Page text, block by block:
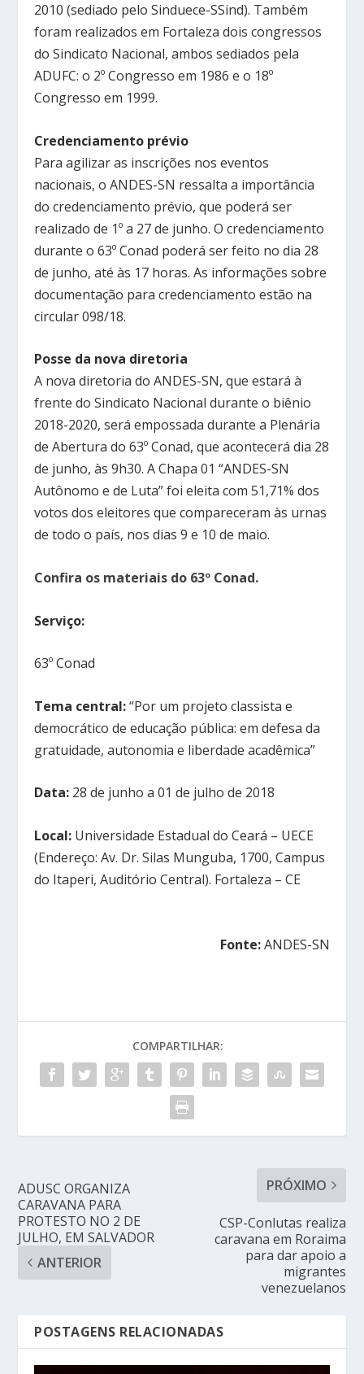
2010 (sediado pelo Sinduece-SSind). Também
foram realizados em Fortaleza dois congressos
do Sindicato Nacional, ambos sediados pela
ADUFC: o 2º Congresso em 1986 e o 18º
Congresso em 1999.
Credenciamento prévio
Para agilizar as inscrições nos eventos
nacionais, o ANDES-SN ressalta a importância
do credenciamento prévio, que poderá ser
realizado de 1º a 27 de junho. O credenciamento
durante o 63º Conad poderá ser feito no dia 28
de junho, até às 17 horas. As informações sobre
documentação para credenciamento estão na
circular 098/18.
Posse da nova diretoria
A nova diretoria do ANDES-SN, que estará à
frente do Sindicato Nacional durante o biênio
2018-2020, será empossada durante a Plenária
de Abertura do 63º Conad, que acontecerá dia 28
de junho, às 9h30. A Chapa 01 “ANDES-SN
Autônomo e de Luta” foi eleita com 51,71% dos
votos dos eleitores que compareceram às urnas
de todo o país, nos dias 9 e 10 de maio.
Confira os materiais do 63º Conad.
Serviço:
63º Conad
Tema central:“Por um projeto classista e
democrático de educação pública: em defesa da
gratuidade, autonomia e liberdade acadêmica”
Data: 28 de junho a 01 de julho de 2018
Local: Universidade Estadual do Ceará – UECE
(Endereço: Av. Dr. Silas Munguba, 1700, Campus
do Itaperi, Auditório Central). Fortaleza – CE
Fonte:ANDES-SN
COMPARTILHAR:
ADUSC ORGANIZA
CARAVANA PARA
PROTESTO NO 2 DE
JULHO, EM SALVADOR
ANTERIOR
PRÓXIMO
CSP-Conlutas realiza
caravana em Roraima
para dar apoio a
migrantes
venezuelanos
POSTAGENS RELACIONADAS